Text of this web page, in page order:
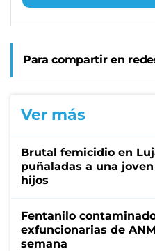
Para compartir en
Ver más
Brutal femicidio en
puñaladas a una
hijos
Fentanilo
exfuncionarias de
semana